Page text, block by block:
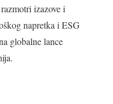
izazove i
napretka i ESG
globalne lance